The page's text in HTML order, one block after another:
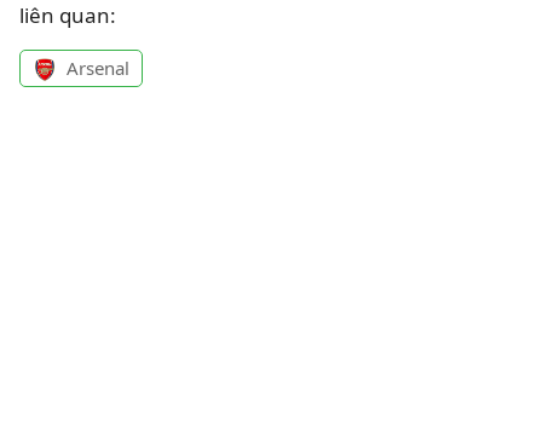
liên quan:
Arsenal